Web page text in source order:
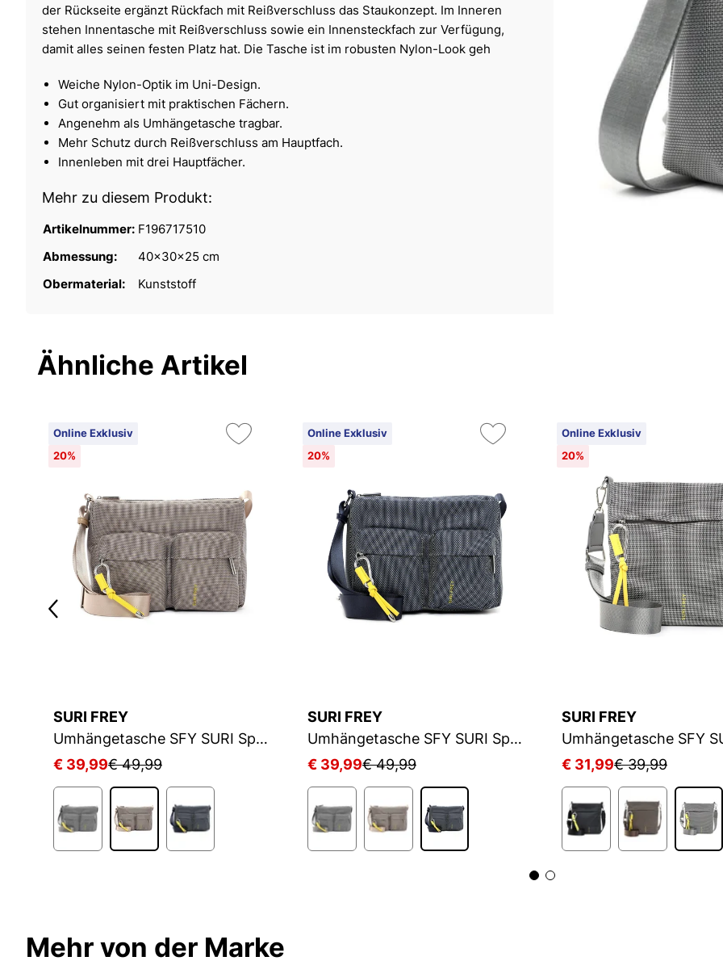
der Rückseite ergänzt Rückfach mit Reißverschluss das Staukonzept. Im Inneren
stehen Innentasche mit Reißverschluss sowie ein Innensteckfach zur Verfügung,
damit alles seinen festen Platz hat. Die Tasche ist im robusten Nylon-Look geh
Weiche Nylon-Optik im Uni-Design.
Gut organisiert mit praktischen Fächern.
Angenehm als Umhängetasche tragbar.
Mehr Schutz durch Reißverschluss am Hauptfach.
Innenleben mit drei Hauptfächer.
Mehr zu diesem Produkt:
Artikelnummer: F196717510
Abmessung:
40x30x25 cm
Obermaterial:
Kunststoff
Ähnliche Artikel
Online Exklusiv
20%
SURI FREY
Umhängetasche SFY SURI Sports Marry
€ 39,99€ 49,99
Online Exklusiv
20%
SURI FREY
Umhängetasche SFY SURI Sports Marry
€ 39,99€ 49,99
Online Exklusiv
20%
SURI FREY
€ 31,99€ 39,99
Mehr von der Marke